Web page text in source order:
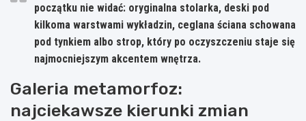
początku nie widać: oryginalna stolarka, deski pod
kilkoma warstwami wykładzin, ceglana ściana schowana
pod tynkiem albo strop, który po oczyszczeniu staje się
najmocniejszym akcentem wnętrza.
Galeria metamorfoz:
najciekawsze kierunki zmian